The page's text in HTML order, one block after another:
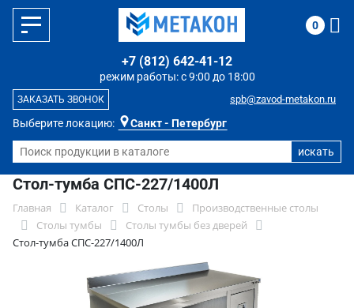
Выберите локацию: Санкт - Петербург
режим работы: с 9:00 до 18:00
+7 (812) 642-41-12
spb@zavod-metakon.ru
ЗАКАЗАТЬ ЗВОНОК
0
Стол-тумба СПС-227/1400Л
Главная Каталог Столы
Производственные столы
Столы тумбы
Столы тумбы без дверей
Стол-тумба СПС-227/1400Л